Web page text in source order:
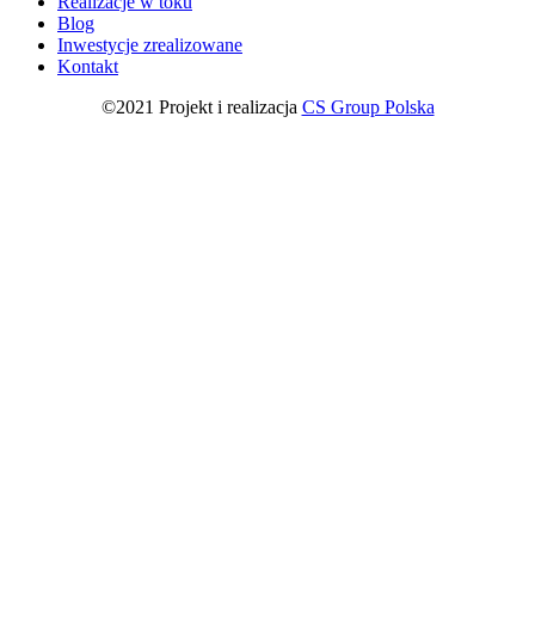
Blog
Inwestycje zrealizowane
Kontakt
©2021 Projekt i realizacja CS Group Polska